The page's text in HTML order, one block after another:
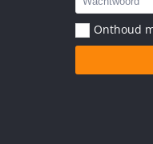
Onthoud